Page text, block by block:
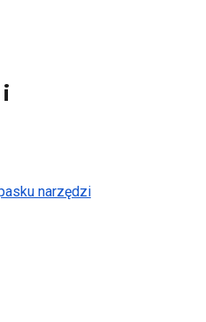
narzędzi